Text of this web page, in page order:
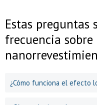
Estas preguntas
frecuencia sobre